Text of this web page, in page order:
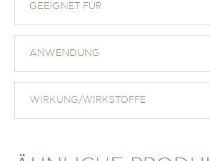
GEEIGNET FÜR
ANWENDUNG
WIRKUNG/WIRKSTOFFE